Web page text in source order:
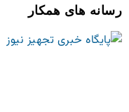
رسانه های همکار